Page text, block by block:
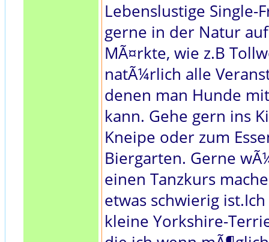
Lebenslustige Single-
gerne in der Natur
MÃ¤rkte, wie z.B
natÃ¼rlich alle
denen man Hunde
kann. Gehe gern ins
Kneipe oder zum
Biergarten. Gerne
einen Tanzkurs
etwas schwierig
kleine Yorkshire-